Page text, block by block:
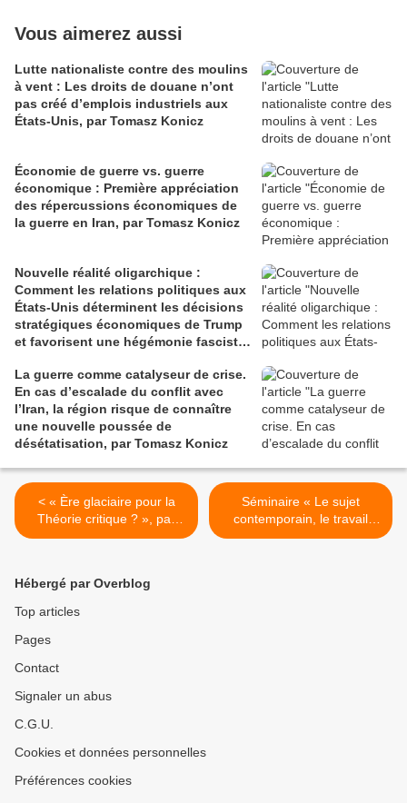
Vous aimerez aussi
Lutte nationaliste contre des moulins
à vent : Les droits de douane n’ont
pas créé d’emplois industriels aux
États-Unis, par Tomasz Konicz
Économie de guerre vs. guerre
économique : Première appréciation
des répercussions économiques de
la guerre en Iran, par Tomasz Konicz
Nouvelle réalité oligarchique :
Comment les relations politiques aux
États-Unis déterminent les décisions
stratégiques économiques de Trump
et favorisent une hégémonie fasciste,
La guerre comme catalyseur de crise.
En cas d’escalade du conflit avec
l’Iran, la région risque de connaître
une nouvelle poussée de
désétatisation, par Tomasz Konicz
< « Ère glaciaire pour la
Théorie critique ? », par
Robert Kurz
Séminaire « Le sujet
contemporain, le travail
abstrait et le temps abstrait
Hébergé par Overblog
Top articles
Pages
Contact
Signaler un abus
C.G.U.
Cookies et données personnelles
Préférences cookies